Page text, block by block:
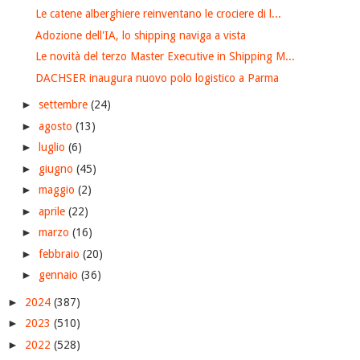
Le catene alberghiere reinventano le crociere di l...
Adozione dell'IA, lo shipping naviga a vista
Le novità del terzo Master Executive in Shipping M...
DACHSER inaugura nuovo polo logistico a Parma
► settembre (24)
► agosto (13)
►
luglio (6)
► giugno (45)
► maggio (2)
► aprile (22)
► marzo (16)
► febbraio (20)
► gennaio (36)
► 2024 (387)
► 2023 (510)
► 2022 (528)